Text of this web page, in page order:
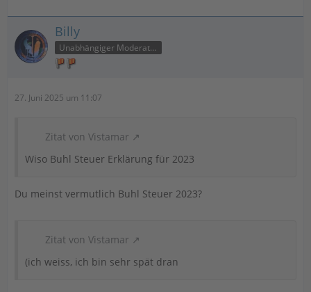
Billy
Unabhängiger Moderator
27. Juni 2025 um 11:07
Zitat von Vistamar
Wiso Buhl Steuer Erklärung für 2023
Du meinst vermutlich Buhl Steuer 2023?
Zitat von Vistamar
(ich weiss, ich bin sehr spät dran